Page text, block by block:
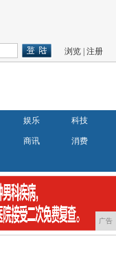
浏览 |注册
娱乐 科技
商讯 消费
广告